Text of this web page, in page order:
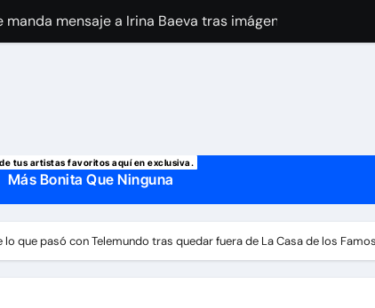
manda mensaje a Irina Baeva tras imágenes junto a
tus artistas favoritos aquí en exclusiva.
Más Bonita Que Ninguna
lo que pasó con Telemundo tras quedar fuera de La Casa de los